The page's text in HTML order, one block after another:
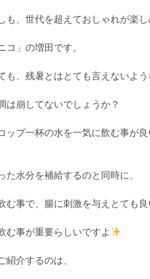
も、世代を超えておしゃれが楽
コ」の増田です。
も、残暑とはとても言えないよう
は崩してないでしょうか？
ップ一杯の水を一気に飲む事が良
た水分を補給するのと同時に、
む事で、腸に刺激を与えとても
む事が重要らしいですよ
紹介するのは、